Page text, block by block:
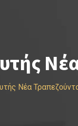
Νέα